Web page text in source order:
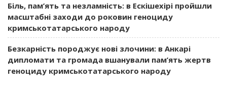
Біль, пам’ять та незламність: в Ескішехірі пройшли
масштабні заходи до роковин геноциду
кримськотатарського народу
Безкарність породжує нові злочини: в Анкарі
дипломати та громада вшанували пам’ять жертв
геноциду кримськотатарського народу